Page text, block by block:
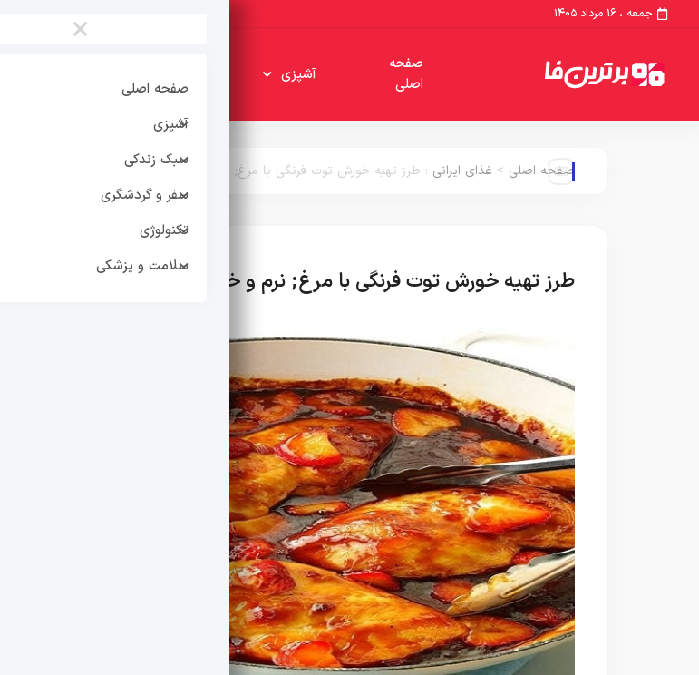
جمعه ، ۱۶ مرداد ۱۴۰۵
صفحه
اصلی
آشپزی
×
صفحه اصلی
آشپزی
سبک زندکی
سفر و گردشگری
تکنولوژی
سلامت و پزشکی
صفحه اصلی > غذای ایرانی : طرز تهیه خورش توت فرنگی با مرغ; نرم و خوشمزه
طرز تهیه خورش توت فرنگی با مرغ; نرم و خوشمزه